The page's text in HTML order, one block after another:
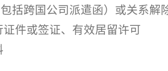
括跨国公司派遣函）或关系解
件或签证、有效居留许可